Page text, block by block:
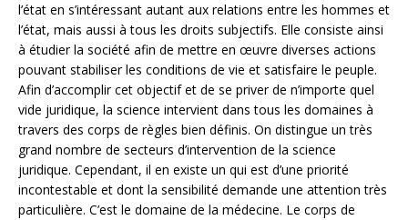
l’état en s’intéressant autant aux relations entre les hommes et
l’état, mais aussi à tous les droits subjectifs. Elle consiste ainsi
à étudier la société afin de mettre en œuvre diverses actions
pouvant stabiliser les conditions de vie et satisfaire le peuple.
Afin d’accomplir cet objectif et de se priver de n’importe quel
vide juridique, la science intervient dans tous les domaines à
travers des corps de règles bien définis. On distingue un très
grand nombre de secteurs d’intervention de la science
juridique. Cependant, il en existe un qui est d’une priorité
incontestable et dont la sensibilité demande une attention très
particulière. C’est le domaine de la médecine. Le corps de